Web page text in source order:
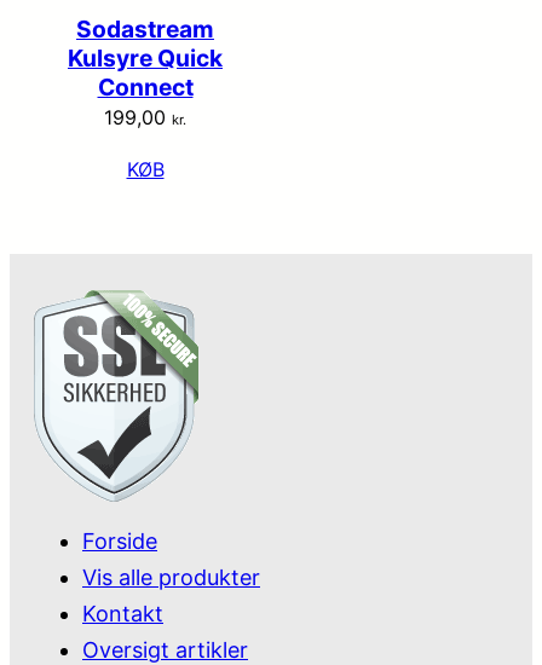
Sodastream
Kulsyre Quick
Connect
199,00 kr.
KØB
Forside
Vis alle produkter
Kontakt
Oversigt artikler